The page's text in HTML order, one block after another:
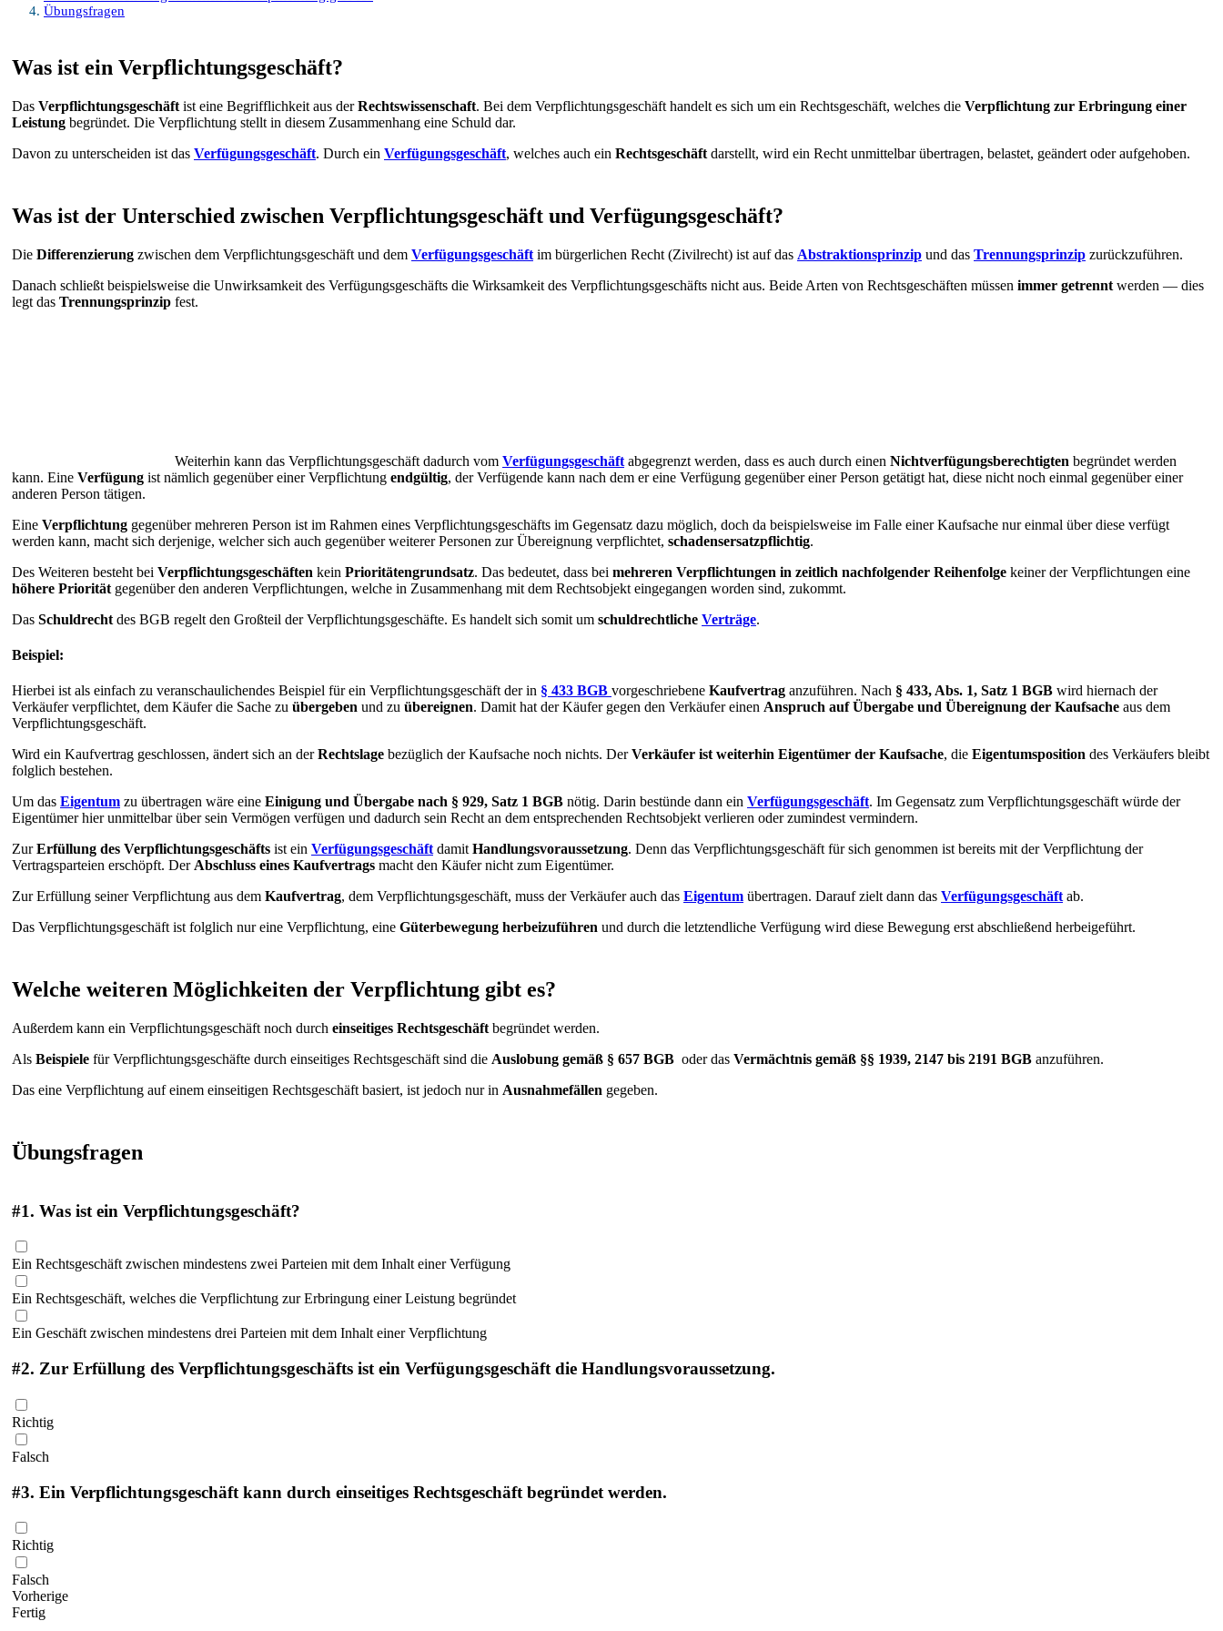
Übungsfragen
Was ist ein Verpflichtungsgeschäft?
Das Verpflichtungsgeschäft ist eine Begrifflichkeit aus derRechtswissenschaft. Bei dem Verpflichtungsgeschäft handelt es sich um ein Rechtsgeschäft, welches die Verpflichtung zur Erbringung einer
Leistung begründet. Die Verpflichtung stellt in diesem Zusammenhang eine Schuld dar.
Davon zu unterscheiden ist das Verfügungsgeschäft. Durch ein Verfügungsgeschäft, welches auch ein Rechtsgeschäft darstellt, wird ein Recht unmittelbar übertragen, belastet, geändert oder aufgehoben.
Was ist der Unterschied zwischen Verpflichtungsgeschäft und Verfügungsgeschäft?
Die Differenzierung zwischen dem Verpflichtungsgeschäft und dem Verfügungsgeschäft im bürgerlichen Recht (Zivilrecht) ist auf das Abstraktionsprinzip und das Trennungsprinzip zurückzuführen.
Danach schließt beispielsweise die Unwirksamkeit des Verfügungsgeschäfts die Wirksamkeit des Verpflichtungsgeschäfts nicht aus. Beide Arten von Rechtsgeschäften müssen immer getrennt werden — dies
legt das Trennungsprinzip fest.
Weiterhin kann das Verpflichtungsgeschäft dadurch vom Verfügungsgeschäft abgegrenzt werden, dass es auch durch einen Nichtverfügungsberechtigten begründet werden
kann. Eine Verfügung ist nämlich gegenüber einer Verpflichtung endgültig, der Verfügende kann nach dem er eine Verfügung gegenüber einer Person getätigt hat, diese nicht noch einmal gegenüber einer
anderen Person tätigen.
Eine Verpflichtung gegenüber mehreren Person ist im Rahmen eines Verpflichtungsgeschäfts im Gegensatz dazu möglich, doch da beispielsweise im Falle einer Kaufsache nur einmal über diese verfügt
werden kann, macht sich derjenige, welcher sich auch gegenüber weiterer Personen zur Übereignung verpflichtet, schadensersatzpflichtig.
Des Weiteren besteht bei Verpflichtungsgeschäften kein Prioritätengrundsatz. Das bedeutet, dass bei mehreren Verpflichtungen in zeitlich nachfolgender Reihenfolge keiner der Verpflichtungen eine
höhere Priorität gegenüber den anderen Verpflichtungen, welche in Zusammenhang mit dem Rechtsobjekt eingegangen worden sind, zukommt.
Das Schuldrecht des BGB regelt den Großteil der Verpflichtungsgeschäfte. Es handelt sich somit um schuldrechtliche Verträge.
Beispiel:
Hierbei ist als einfach zu veranschaulichendes Beispiel für ein Verpflichtungsgeschäft der in § 433 BGB vorgeschriebene Kaufvertrag anzuführen. Nach § 433, Abs. 1, Satz 1 BGB wird hiernach der
Verkäufer verpflichtet, dem Käufer die Sache zu übergeben und zu übereignen. Damit hat der Käufer gegen den Verkäufer einen Anspruch auf Übergabe und Übereignung der Kaufsache aus dem
Verpflichtungsgeschäft.
Wird ein Kaufvertrag geschlossen, ändert sich an derRechtslage bezüglich der Kaufsache noch nichts. DerVerkäufer ist weiterhin Eigentümer der Kaufsache, die Eigentumsposition des Verkäufers bleibt
folglich bestehen.
Um das Eigentum zu übertragen wäre eine Einigung und Übergabe nach § 929, Satz 1 BGB nötig. Darin bestünde dann ein Verfügungsgeschäft. Im Gegensatz zum Verpflichtungsgeschäft würde der
Eigentümer hier unmittelbar über sein Vermögen verfügen und dadurch sein Recht an dem entsprechenden Rechtsobjekt verlieren oder zumindest vermindern.
ZurErfüllung des Verpflichtungsgeschäfts ist ein VerfügungsgeschäftdamitHandlungsvoraussetzung. Denn das Verpflichtungsgeschäft für sich genommen ist bereits mit der Verpflichtung der
Vertragsparteien erschöpft. DerAbschluss eines Kaufvertrags macht den Käufer nicht zum Eigentümer.
Zur Erfüllung seiner Verpflichtung aus dem Kaufvertrag, dem Verpflichtungsgeschäft, muss der Verkäufer auch das Eigentum übertragen. Darauf zielt dann das Verfügungsgeschäftab.
Das Verpflichtungsgeschäft ist folglich nur eine Verpflichtung, eine Güterbewegung herbeizuführen und durch die letztendliche Verfügung wird diese Bewegung erst abschließend herbeigeführt.
Welche weiteren Möglichkeiten der Verpflichtung gibt es?
Außerdem kann ein Verpflichtungsgeschäft noch durch einseitiges Rechtsgeschäft begründet werden.
Als Beispiele für Verpflichtungsgeschäfte durch einseitiges Rechtsgeschäft sind die Auslobung gemäß § 657 BGB oder das Vermächtnis gemäß §§ 1939, 2147 bis 2191 BGB anzuführen.
Das eine Verpflichtung auf einem einseitigen Rechtsgeschäft basiert, ist jedoch nur in Ausnahmefällen gegeben.
Übungsfragen
#1. Was ist ein Verpflichtungsgeschäft?
Ein Rechtsgeschäft zwischen mindestens zwei Parteien mit dem Inhalt einer Verfügung
Ein Rechtsgeschäft, welches die Verpflichtung zur Erbringung einer Leistung begründet
Ein Geschäft zwischen mindestens drei Parteien mit dem Inhalt einer Verpflichtung
#2. Zur Erfüllung des Verpflichtungsgeschäfts ist ein Verfügungsgeschäft die Handlungsvoraussetzung.
Richtig
Falsch
#3. Ein Verpflichtungsgeschäft kann durch einseitiges Rechtsgeschäft begründet werden.
Richtig
Falsch
Vorherige
Fertig